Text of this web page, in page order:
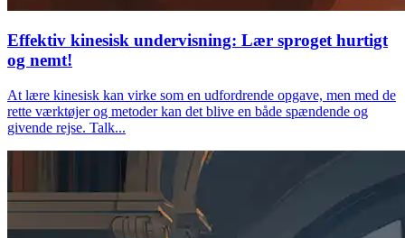
Effektiv kinesisk undervisning: Lær sproget hurtigt
og nemt!
At lære kinesisk kan virke som en udfordrende opgave, men med de
rette værktøjer og metoder kan det blive en både spændende og
givende rejse. Talk...